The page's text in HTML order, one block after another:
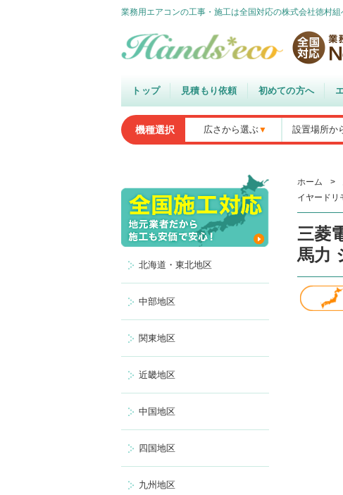
業務用エアコンの工事・施工は全国対応の株式会社徳村組
トップ 見積もり依頼 初めての方へ
機種選択 広さから選ぶ 設置場所か
ホーム >
イヤードリ
三菱
馬力
北海道・東北地区
中部地区
関東地区
近畿地区
中国地区
四国地区
九州地区